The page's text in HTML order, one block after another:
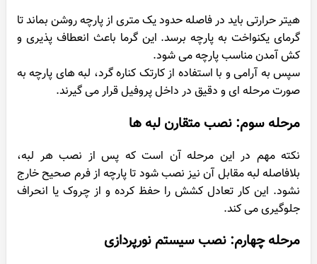
هیتر حرارتی باید در فاصله حدود یک متری از پارچه روشن بماند تا
گرمای یکنواخت به پارچه برسد. این گرما باعث انعطاف پذیری و
کش آمدن مناسب پارچه می شود.
سپس به آرامی و با استفاده از کارتک کناره گرد، لبه های پارچه به
صورت مرحله ای و دقیق در داخل پروفیل قرار می گیرند.
مرحله سوم: نصب متقارن لبه ها
نکته مهم در این مرحله آن است که پس از نصب هر لبه،
بلافاصله لبه مقابل آن نیز نصب شود تا پارچه از فرم صحیح خارج
نشود. این کار تعادل کشش را حفظ کرده و از چروک یا انحراف
جلوگیری می کند.
مرحله چهارم: نصب سیستم نورپردازی